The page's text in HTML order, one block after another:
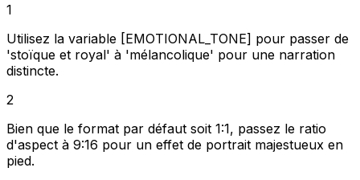
1
Utilisez la variable [EMOTIONAL_TONE] pour passer de
'stoïque et royal' à 'mélancolique' pour une narration
distincte.
2
Bien que le format par défaut soit 1:1, passez le ratio
d'aspect à 9:16 pour un effet de portrait majestueux en
pied.